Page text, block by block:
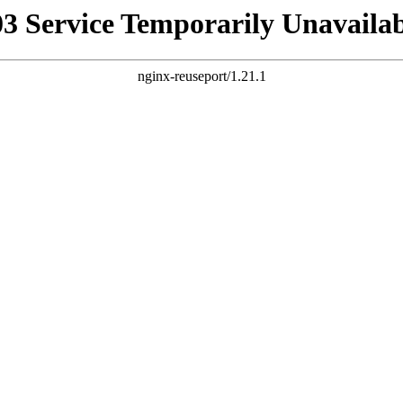
Service Temporarily
nginx-reuseport/1.21.1